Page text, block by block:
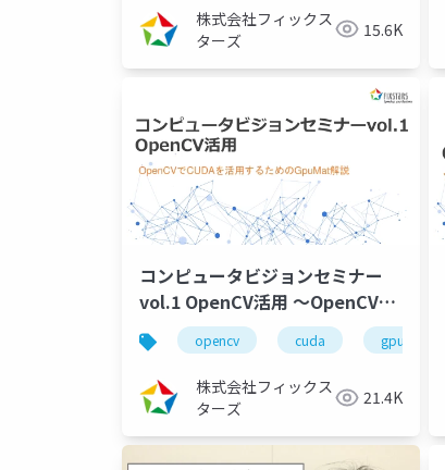
株式会社フィックス
ターズ
15.6K
コンピュータビジョンセミナー
vol.1 OpenCV活用 ～OpenCVで
CUDAを活用するためのGpuMat
解説～（2022/08/05）
opencv cuda gpumat
株式会社フィックス
ターズ
21.4K